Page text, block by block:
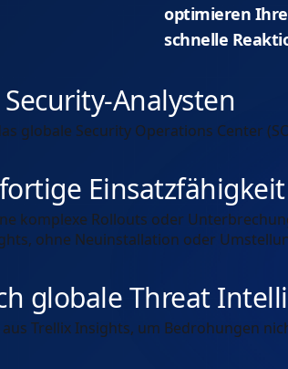
optimieren
schnelle
Analysten
Security Operations Center
Einsatzfähigkeit
komplexe Rollouts oder
ohne Neuinstallation oder
globale Threat
Trellix Insights, um Bedrohungen